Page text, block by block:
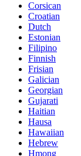
Corsican
Croatian
Dutch
Estonian
Filipino
Finnish
Frisian
Galician
Georgian
Gujarati
Haitian
Hausa
Hawaiian
Hebrew
Hmong